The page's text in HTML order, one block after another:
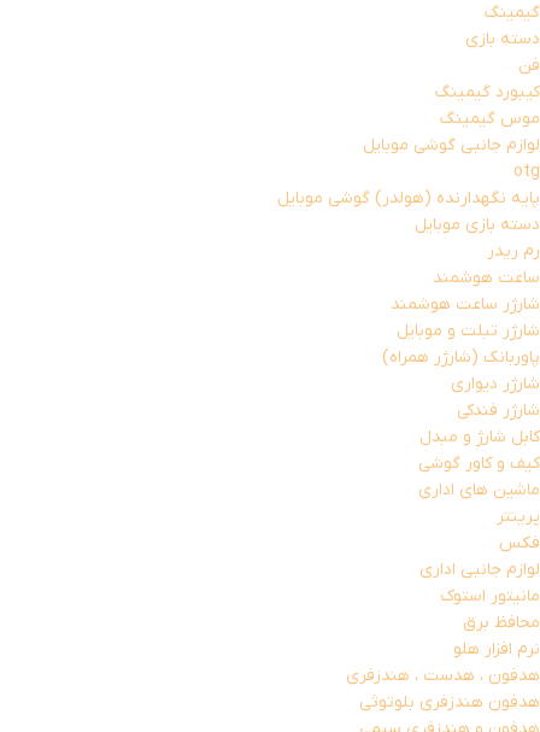
گیمینگ
دسته بازی
فن
کیبورد گیمینگ
موس گیمینگ
لوازم جانبی گوشی موبایل
otg
پایه نگهدارنده (هولدر) گوشی موبایل
دسته بازی موبایل
رم ریدر
ساعت هوشمند
شارژر ساعت هوشمند
شارژر تبلت و موبایل
پاوربانک (شارژر همراه)
شارژر دیواری
شارژر فندکی
کابل شارژ و مبدل
کیف و کاور گوشی
ماشین های اداری
پرینتر
فکس
لوازم جانبی اداری
مانیتور استوک
محافظ برق
نرم افزار هلو
هدفون ، هدست ، هندزفری
هدفون هندزفری بلوتوثی